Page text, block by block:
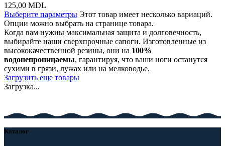
125,00 MDL
Выберите параметры Этот товар имеет несколько вариаций.
Опции можно выбрать на странице товара.
Когда вам нужны максимальная защита и долговечность,
выбирайте наши сверхпрочные сапоги. Изготовленные из
высококачественной резины, они на 100%
водонепроницаемы, гарантируя, что ваши ноги останутся
сухими в грязи, лужах или на мелководье.
Загрузить еще товары
Загрузка...
Каталог